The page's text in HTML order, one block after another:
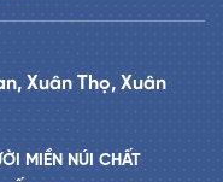
Xuân Thọ, Xuân
MIỀN NÚI CHẤT